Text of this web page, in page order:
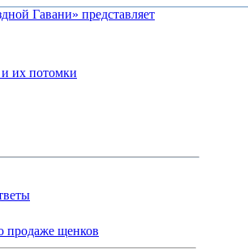
Гавани» представляет
их потомки
продаже щенков